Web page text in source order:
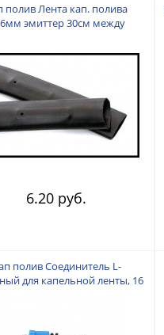
полив Лента кап. полива
эмиттер 30см между
Рабочее давление 0,6-
6.20 руб.
полив Соединитель L-
для капельной ленты, 16